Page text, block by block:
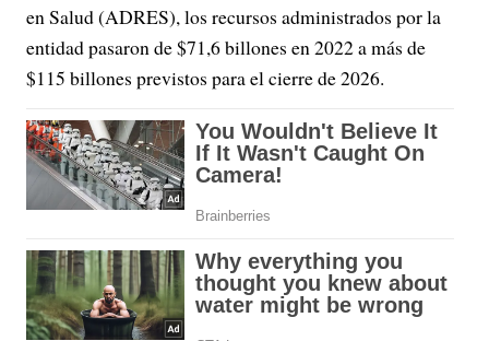
en Salud (ADRES), los recursos administrados por la
entidad pasaron de $71,6 billones en 2022 a más de
$115 billones previstos para el cierre de 2026.